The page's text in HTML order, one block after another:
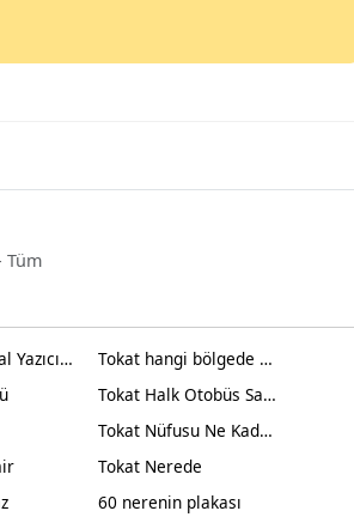
Tüm
Mehmet Kemal Yazıcıoğlu
Tokat hangi bölgede yer alır?
Tokat Halk Otobüs Saatleri
Tokat Nüfusu Ne Kadar 2024
Tokat Nerede
60 nerenin plakası